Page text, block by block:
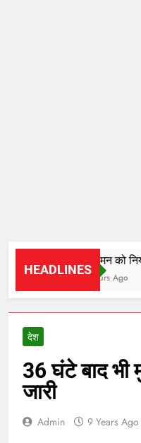
HEADLINES
चंचल मन को
12 Hours Ago
देश
36 घंटे बाद भी
जारी
Admin 9 Years Ago